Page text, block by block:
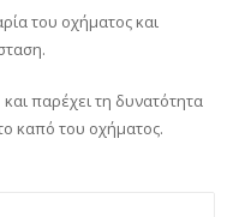
του οχήματος και
και παρέχει τη δυνατότητα
καπό του οχήματος.